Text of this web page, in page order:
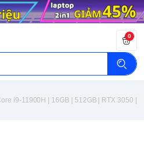
0
i9-11900H | 16GB | 512GB | RTX 3050 |